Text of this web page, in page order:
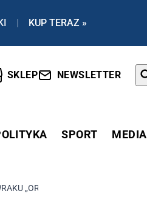
| KUP TERAZ »
SKLEP NEWSLETTER
SPORT MEDIA
„ORŁA”